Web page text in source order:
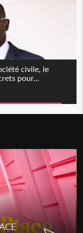
civile, le
pour...